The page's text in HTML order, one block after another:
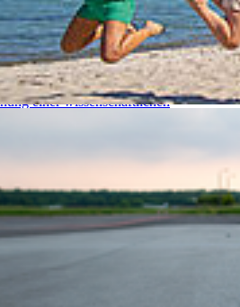
wissenschaftliche Einrichtungen
Applied Computer Science (IACS)
für Regenerative Energie Systeme
einer wissenschaftlichen
Datenschutzsatzung